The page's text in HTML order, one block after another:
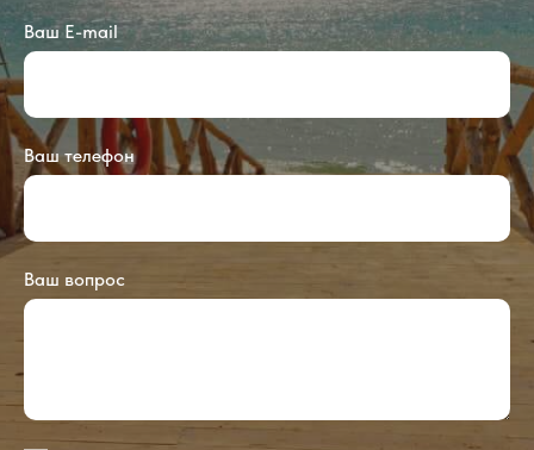
Ваш E-mail
Ваш телефон
Ваш вопрос